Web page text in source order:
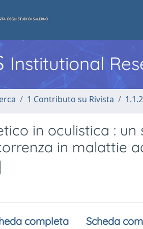
Institutional
1 Contributo su Rivista
in oculistica :
in malattie
completa Scheda